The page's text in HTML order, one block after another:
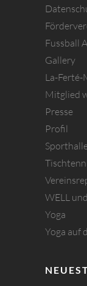
Fussball
Gallery
La-Ferté-
Mitglied
Presse
Profil
WELL
Yoga
Yoga auf